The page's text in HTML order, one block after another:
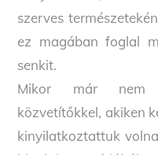
szerves
ez magában foglal
senkit.
Mikor már nem
közvetítőkkel, akiken
kinyilatkoztattuk